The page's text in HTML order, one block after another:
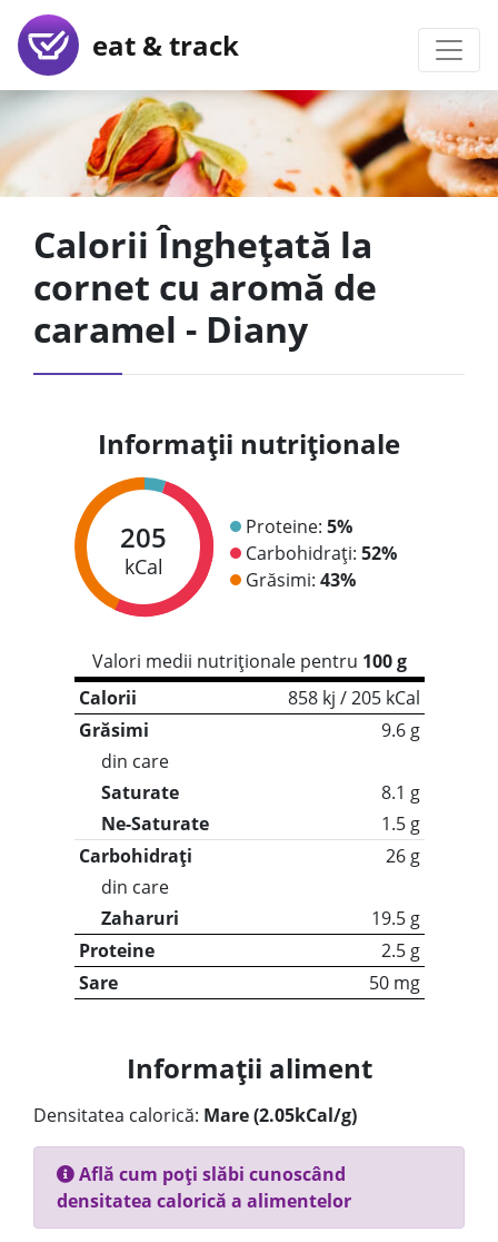
eat & track
Calorii Înghețată la
cornet cu aromă de
caramel - Diany
Informații nutriționale
205
kCal
Proteine: 5%
Carbohidrați: 52%
Grăsimi: 43%
Valori medii nutriționale pentru 100 g
Calorii
858 kj / 205 kCal
Grăsimi
9.6 g
din care
Saturate
8.1 g
Ne-Saturate
1.5 g
Carbohidrați
26 g
din care
Zaharuri
19.5 g
Proteine
2.5 g
Sare
50 mg
Informații aliment
Densitatea calorică: Mare (2.05kCal/g)
Află cum poți slăbi cunoscând
densitatea calorică a alimentelor